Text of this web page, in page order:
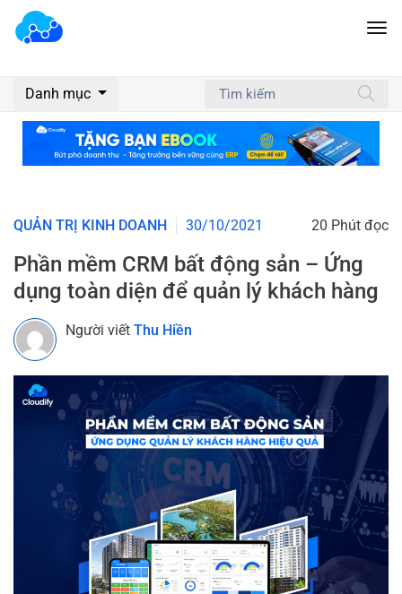
Danh mục
QUẢN TRỊ KINH DOANH 30/10/2021 20 Phút đọc
Phần mềm CRM bất động sản – Ứng
dụng toàn diện để quản lý khách hàng
Người viết Thu Hiền